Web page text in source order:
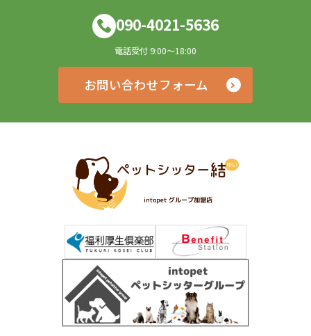
090-4021-5636
電話受付 9:00～18:00
お問い合わせフォーム